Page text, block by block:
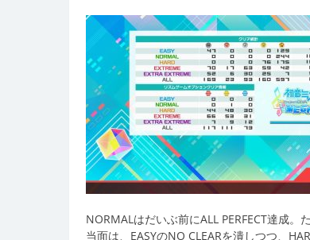
NORMALはだいぶ前にALL PERFECT達成。
当面は、EASYのNO CLEARを潰しつつ、